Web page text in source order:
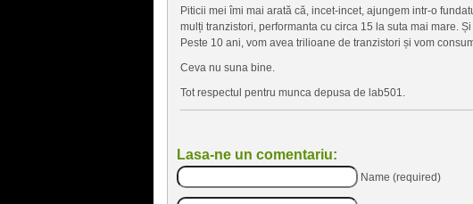
Piticii mei îmi mai arată că, incet-incet, ajungem intr-o
mulți tranzistori, performanta cu circa 15 la suta mai mare.
Peste 10 ani, vom avea trilioane de tranzistori și vom
Ceva nu suna bine.
Tot respectul pentru munca depusa de lab501.
Lasa-ne un comentariu:
Name (required)